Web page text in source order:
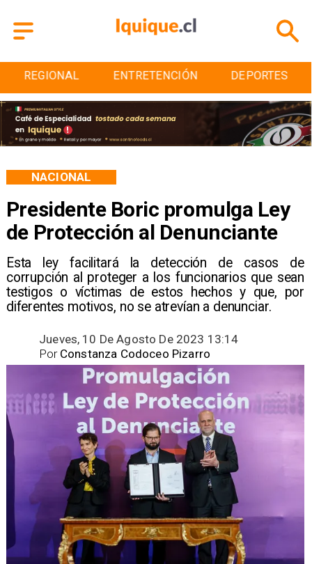
ENTRETENCIÓN DEPORTES CULTURA
Presidente Boric promulga Ley
de Protección al Denunciante
Esta ley facilitará la detección de casos de
corrupción al proteger a los funcionarios que sean
testigos o víctimas de estos hechos y que, por
diferentes motivos, no se atrevían a denunciar.
NACIONAL
Jueves, 10 De Agosto De 2023 13:14
Constanza Codoceo Pizarro
Por